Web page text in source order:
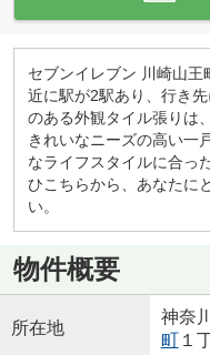
セブンイレブン 川崎山
近に駅が2駅あり、行き
のある外観タイル張りは
きれいなニーズの高い一
なライフスタイルに合っ
ひこちらから、あなたに
い。
物件概要
所在地
神奈
町１